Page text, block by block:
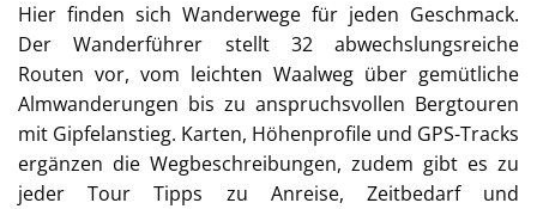
Hier finden sich Wanderwege für jeden Geschmack.
Der Wanderführer stellt 32 abwechslungsreiche
Routen vor, vom leichten Waalweg über gemütliche
Almwanderungen bis zu anspruchsvollen Bergtouren
mit Gipfelanstieg. Karten, Höhenprofile und GPS-Tracks
ergänzen die Wegbeschreibungen, zudem gibt es zu
jeder Tour Tipps zu Anreise, Zeitbedarf und